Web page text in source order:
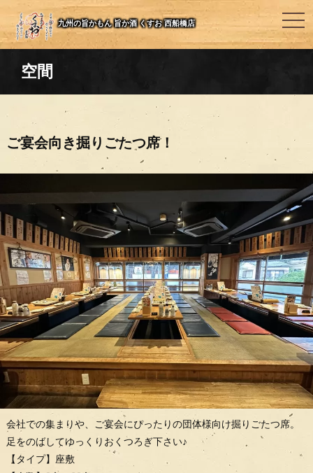
九州の旨かもん 旨か酒 くすお 西船橋店
空間
ご宴会向き掘りごたつ席！
会社での集まりや、ご宴会にぴったりの団体様向け掘りごたつ席。
足をのばしてゆっくりおくつろぎ下さい♪
【タイプ】座敷